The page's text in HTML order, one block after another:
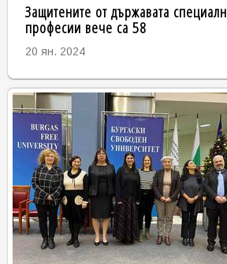
Защитените от държавата
професии вече са 58
20 ян. 2024